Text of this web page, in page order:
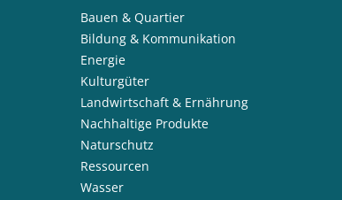
Bauen & Quartier
Bildung & Kommunikation
Energie
Kulturgüter
Landwirtschaft & Ernährung
Nachhaltige Produkte
Naturschutz
Ressourcen
Wasser